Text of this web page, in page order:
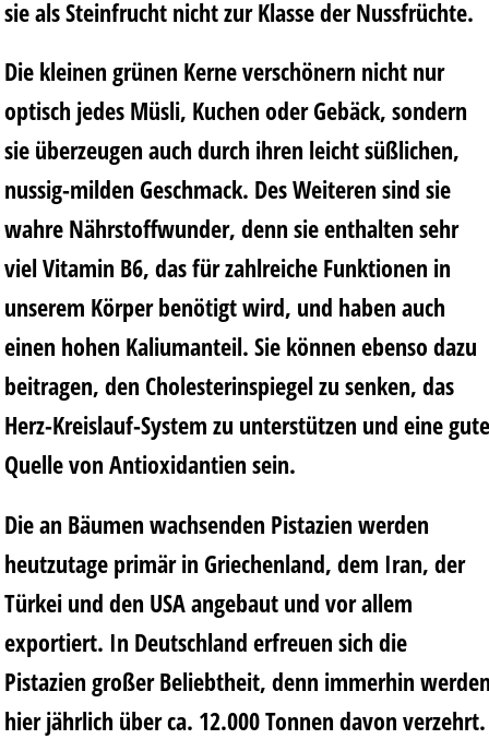
sie als Steinfrucht nicht zur Klasse der Nussfrüchte.
Die kleinen grünen Kerne verschönern nicht nur
optisch jedes Müsli, Kuchen oder Gebäck, sondern
sie überzeugen auch durch ihren leicht süßlichen,
nussig-milden Geschmack. Des Weiteren sind sie
wahre Nährstoffwunder, denn sie enthalten sehr
viel Vitamin B6, das für zahlreiche Funktionen in
unserem Körper benötigt wird, und haben auch
einen hohen Kaliumanteil. Sie können ebenso dazu
beitragen, den Cholesterinspiegel zu senken, das
Herz-Kreislauf-System zu unterstützen und eine gute
Quelle von Antioxidantien sein.
Die an Bäumen wachsenden Pistazien werden
heutzutage primär in Griechenland, dem Iran, der
Türkei und den USA angebaut und vor allem
exportiert. In Deutschland erfreuen sich die
Pistazien großer Beliebtheit, denn immerhin
hier jährlich über ca. 12.000 Tonnen davon verzehrt.